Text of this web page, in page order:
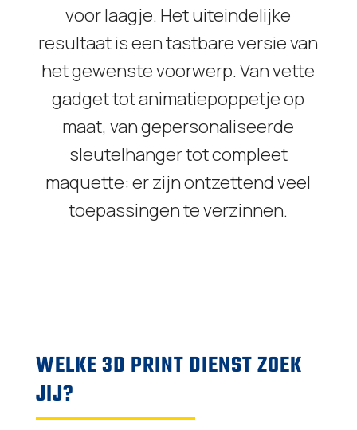
voor laagje. Het uiteindelijke
resultaat is een tastbare versie van
het gewenste voorwerp. Van vette
gadget tot animatiepoppetje op
maat, van gepersonaliseerde
sleutelhanger tot compleet
maquette: er zijn ontzettend veel
toepassingen te verzinnen.
WELKE 3D PRINT DIENST ZOEK
JIJ?